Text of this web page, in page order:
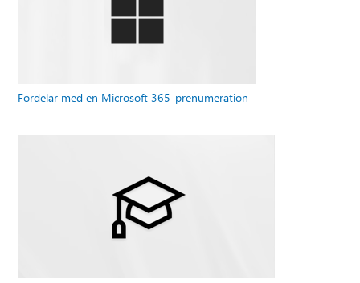
Fördelar med en Microsoft 365-prenumeration